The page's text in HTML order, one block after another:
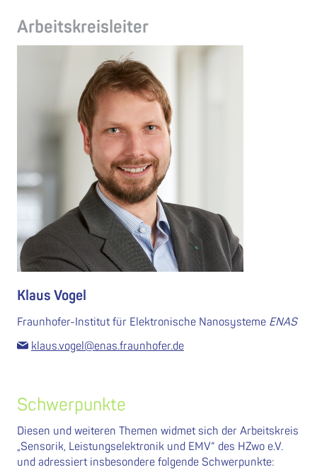
Arbeitskreisleiter
Klaus Vogel
Fraunhofer-Institut für Elektronische Nanosysteme ENAS
klaus.vogel@enas.fraunhofer.de
Schwerpunkte
Diesen und weiteren Themen widmet sich der Arbeitskreis
„Sensorik, Leistungselektronik und EMV“ des HZwo e.V.
und adressiert insbesondere folgende Schwerpunkte: